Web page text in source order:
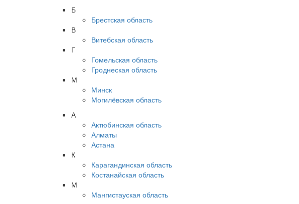
Б
Брестская область
В
Витебская область
Г
Гомельская область
Гроднеская область
М
Минск
Могилёвская область
А
Актюбинская область
Алматы
Астана
К
Карагандинская область
Костанайская область
М
Мангистауская область